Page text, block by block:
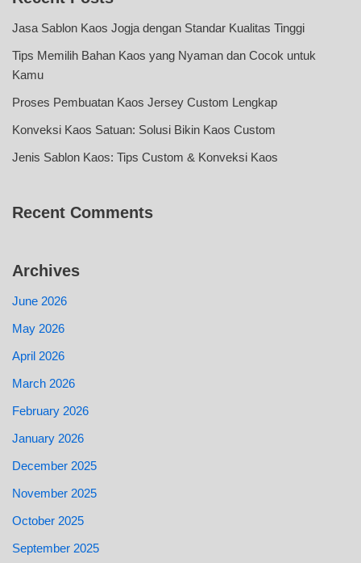
Jasa Sablon Kaos Jogja dengan Standar Kualitas Tinggi
Tips Memilih Bahan Kaos yang Nyaman dan Cocok untuk
Kamu
Proses Pembuatan Kaos Jersey Custom Lengkap
Konveksi Kaos Satuan: Solusi Bikin Kaos Custom
Jenis Sablon Kaos: Tips Custom & Konveksi Kaos
Recent Comments
Archives
June 2026
May 2026
April 2026
March 2026
February 2026
January 2026
December 2025
November 2025
October 2025
September 2025